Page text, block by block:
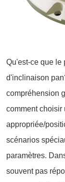
Qu'est-ce que le
d'inclinaison
compréhension
comment choisir
appropriée/
scénarios
paramètres.
souvent pas